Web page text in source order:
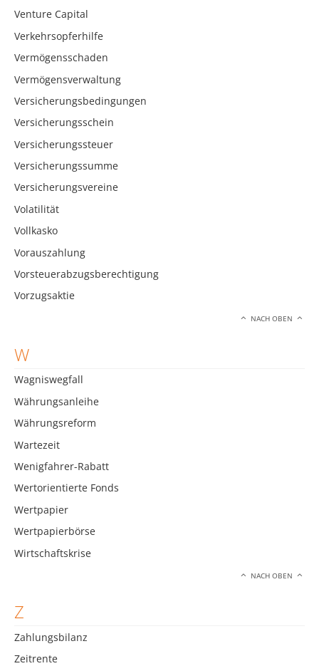
Venture Capital
Verkehrsopferhilfe
Vermögensschaden
Vermögensverwaltung
Versicherungsbedingungen
Versicherungsschein
Versicherungssteuer
Versicherungssumme
Versicherungsvereine
Volatilität
Vollkasko
Vorauszahlung
Vorsteuerabzugsberechtigung
Vorzugsaktie
NACH OBEN
W
Wagniswegfall
Währungsanleihe
Währungsreform
Wartezeit
Wenigfahrer-Rabatt
Wertorientierte Fonds
Wertpapier
Wertpapierbörse
Wirtschaftskrise
NACH OBEN
Z
Zahlungsbilanz
Zeitrente